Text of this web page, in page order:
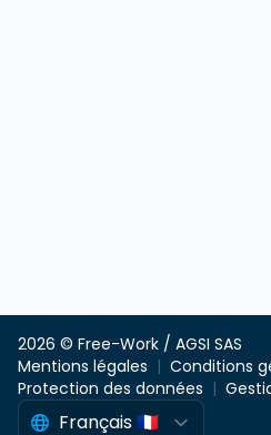
2026 © Free-Work / AGSI SAS
Mentions légales
Conditions
Protection des données